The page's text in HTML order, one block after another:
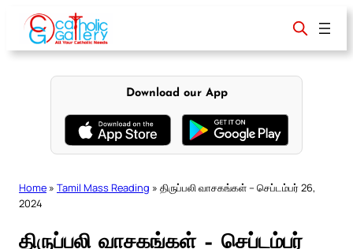
content
Download our App
Home » Tamil Mass Reading » திருப்பலி வாசகங்கள் – செப்டம்பர் 26,
2024
திருப்பலி வாசகங்கள் – செப்டம்பர்